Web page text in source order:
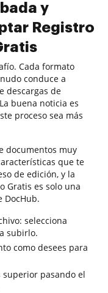
y
Registro
Cada formato
conduce a
descargas de
buena noticia es
proceso sea más
documentos muy
que te
de edición, y la
Gratis es solo una
DocHub.
selecciona
subirlo.
como desees para
pasando el